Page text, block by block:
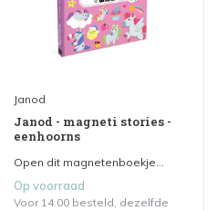
Janod
Janod - magneti stories -
eenhoorns
Open dit magnetenboekje...
Op voorraad
Voor 14.00 besteld, dezelfde